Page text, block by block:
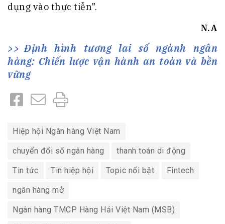
dụng vào thực tiễn".
N.A
Định hình tương lai số ngành ngân
hàng: Chiến lược vận hành an toàn và bền
vững
Hiệp hội Ngân hàng Việt Nam
chuyển đổi số ngân hàng thanh toán di động
Tin tức Tin hiệp hội Topic nổi bật Fintech
ngân hàng mở
Ngân hàng TMCP Hàng Hải Việt Nam (MSB)